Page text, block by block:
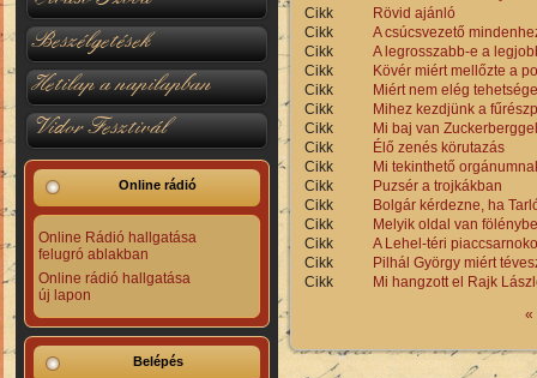
Beszélgetések
Hetilap a napilapban
Vidor Fesztivál
Online rádió
Online Rádió hallgatása
felugró ablakban
Online rádió hallgatása
új lapon
Belépés
Cikk
Rövid ajánló
Cikk
A csúcsvezető
Cikk
A legrosszabb-e a
Cikk
Kövér miért mellőzte a
Cikk
Miért nem elég
Cikk
Mihez kezdjünk a
Cikk
Mi baj van
Cikk
Élő zenés körutazás
Cikk
Mi tekinthető
Cikk
Puzsér a trojkákban
Cikk
Bolgár kérdezne, ha
Cikk
Melyik oldal van
Cikk
A Lehel-téri
Cikk
Pilhál György miért
Cikk
Mi hangzott el Rajk
«